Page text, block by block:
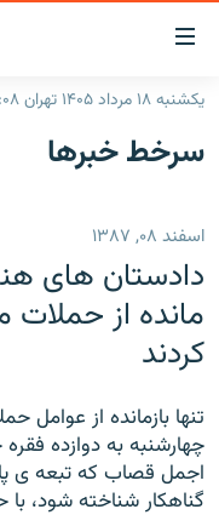
لینک‌های
قابلیت
دسترسی
بازگشت
اصلی
رفتن
صفحه
جستجو
ایران
رادیو
انتخاب کنید و بشنوید
برنامه‌های رادیویی
پادکست
چندرسانه‌ای
گزارش‌های ویدئویی
English
به ما بپیوندید
یکشنبه ۱۸ مرداد ۱۴۰۵ تهران ۱۱:۰۸
سرخط‌ خبرها
اسفند ۰۸, ۱۳۸۷
دادستان های
مانده از
کردند
تنها بازمانده از عوامل
چهارشنبه به دوازده
اجمل قصاب که تبعه ی
گناهکار شناخته شود،